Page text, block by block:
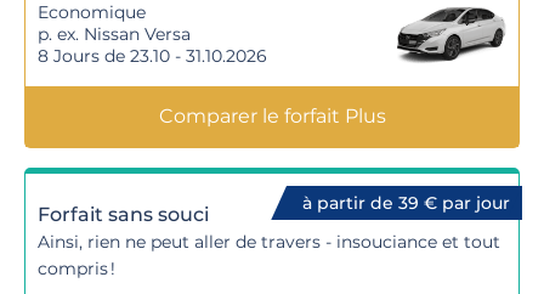
Economique
p. ex. Nissan Versa
8 Jours de 23.10 - 31.10.2026
Comparer le forfait Plus
à partir de 39 € par jour
Forfait sans souci
Ainsi, rien ne peut aller de travers - insouciance et tout
compris !